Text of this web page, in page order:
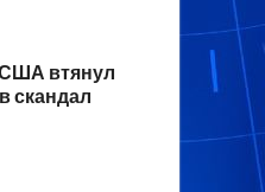
втянул
скандал